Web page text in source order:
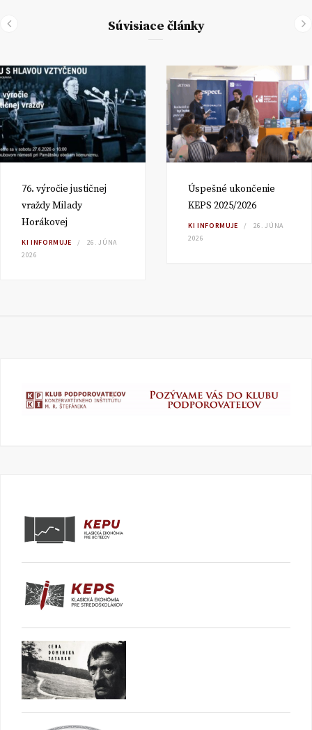
Súvisiace články
76. výročie justičnej
vraždy Milady
Horákovej
KI INFORMUJE
26. JÚNA
2026
Úspešné ukončenie
KEPS 2025/2026
KI INFORMUJE
26. JÚNA
2026